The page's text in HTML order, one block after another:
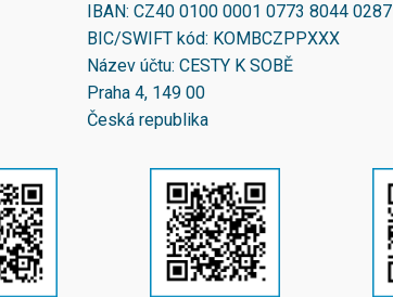
IBAN:CZ40 0100 0001 0773 8044 0287
BIC/SWIFT kód: KOMBCZPPXXX
Název účtu: CESTY K SOBĚ
Praha 4, 149 00
Česká republika